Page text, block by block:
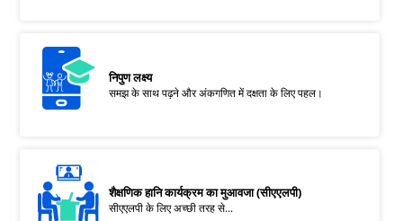
निपुण लक्ष्य
समझ के साथ पढ़ने और अंकगणित में दक्षता के लिए पहल।
शैक्षणिक हानि कार्यक्रम का मुआवजा (सीएएलपी)
सीएएलपी के लिए अच्छी तरह से...